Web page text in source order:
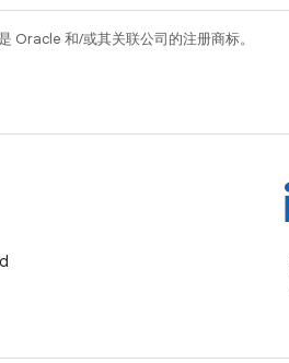
Oracle 和/或其关联公司的注册商标。